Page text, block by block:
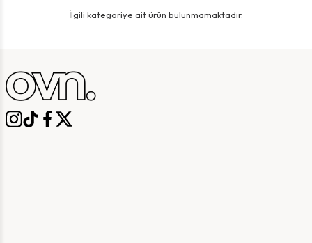
İlgili kategoriye ait ürün bulunmamaktadır.